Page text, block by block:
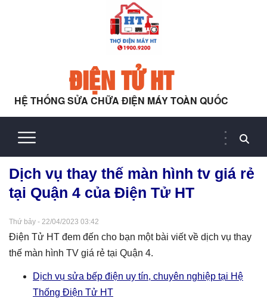
ĐIỆN TỬ HT
HỆ THỐNG SỬA CHỮA ĐIỆN MÁY TOÀN QUỐC
Dịch vụ thay thế màn hình tv giá rẻ
tại Quận 4 của Điện Tử HT
Thứ bảy - 22/04/2023 03:42
Điện Tử HT đem đến cho bạn một bài viết về dịch vụ thay
thế màn hình TV giá rẻ tại Quận 4.
Dịch vụ sửa bếp điện uy tín, chuyên nghiệp tại Hệ
Thống Điện Tử HT